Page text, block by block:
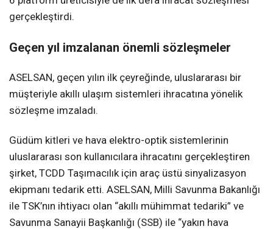
gerçekleştirdi.
Geçen yıl imzalanan önemli sözleşmeler
ASELSAN, geçen yılın ilk çeyreğinde, uluslararası bir
müşteriyle akıllı ulaşım sistemleri ihracatına yönelik
sözleşme imzaladı.
Güdüm kitleri ve hava elektro-optik sistemlerinin
uluslararası son kullanıcılara ihracatını gerçekleştiren
şirket, TCDD Taşımacılık için araç üstü sinyalizasyon
ekipmanı tedarik etti. ASELSAN, Milli Savunma Bakanlığı
ile TSK’nın ihtiyacı olan “akıllı mühimmat tedariki” ve
Savunma Sanayii Başkanlığı (SSB) ile “yakın hava